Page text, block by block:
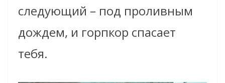
следующий – под проливным
дождем, и горпкор спасает
тебя.